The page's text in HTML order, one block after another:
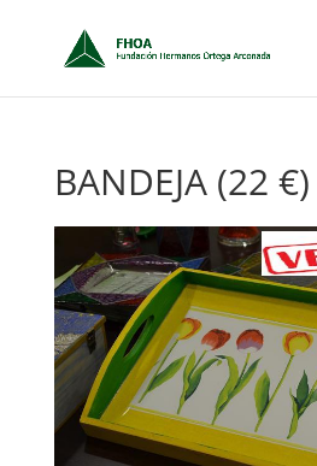
BANDEJA (22 €)